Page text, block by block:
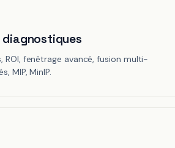
diagnostiques
ROI, fenêtrage avancé, fusion multi-
MIP, MinIP.